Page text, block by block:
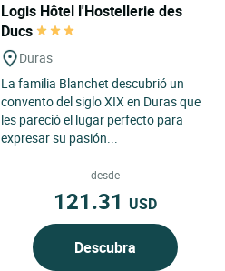
Logis Hôtel l'Hostellerie des
Ducs
Duras
La familia Blanchet descubrió un
convento del siglo XIX en Duras que
les pareció el lugar perfecto para
expresar su pasión...
desde
121.31 USD
Descubra